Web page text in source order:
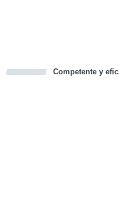
Competente y